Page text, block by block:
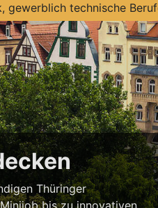
gewerblich technische
Thüringer